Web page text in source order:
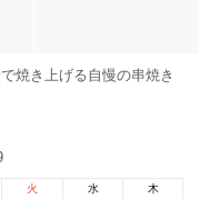
焼き上げる自慢の串焼き
火 水 木